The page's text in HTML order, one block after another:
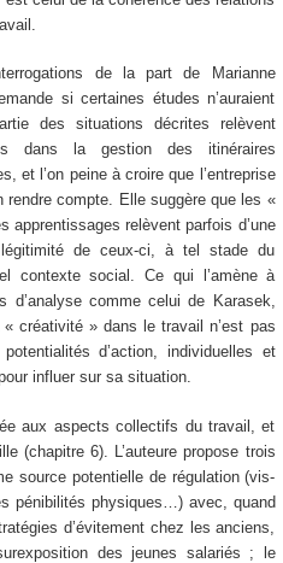
de la part de Marianne
si certaines études n’auraient
des situations décrites relèvent
dans la gestion des itinéraires
et l’on peine à croire que l’entreprise
rendre compte. Elle suggère que les «
relèvent parfois d’une
de ceux-ci, à tel stade du
contexte social. Ce qui l’amène à
d’analyse comme celui de Karasek,
créativité » dans le travail n’est pas
d’action, individuelles et
influer sur sa situation.
aux aspects collectifs du travail, et
(chapitre 6). L’auteure propose trois
source potentielle de régulation (vis-
pénibilités physiques…) avec, quand
d’évitement chez les anciens,
des jeunes salariés ; le